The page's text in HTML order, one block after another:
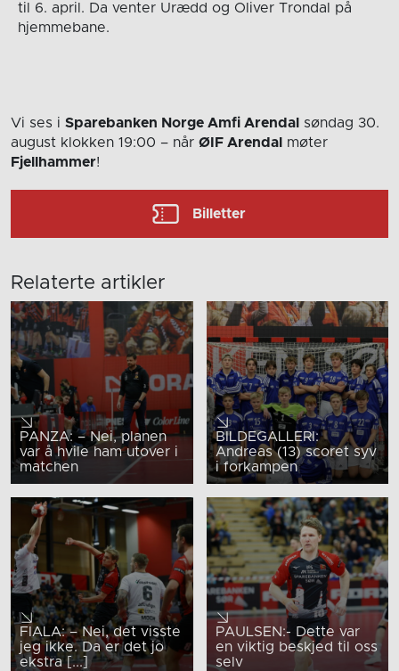
til 6. april. Da venter Urædd og Oliver Trondal på
hjemmebane.
Vi ses i Sparebanken Norge Amfi Arendal
søndag 30.
august klokken 19:00 – når ØIF Arendal
møter
Fjellhammer!
Billetter
Relaterte artikler
PANZA: – Nei, planen
var å hvile ham utover i
matchen
BILDEGALLERI:
Andreas (13) scoret syv
i forkampen
FIALA: – Nei, det visste
jeg ikke. Da er det jo
ekstra [...]
PAULSEN:- Dette var
en viktig beskjed til oss
selv